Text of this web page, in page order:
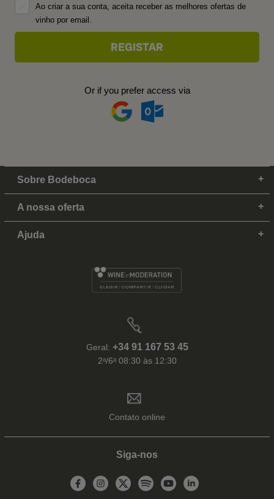
Ao criar a sua conta, aceita receber as melhores ofertas de
vinho por email.
Or if you prefer access via
Sobre Bodeboca
A nossa oferta
Ajuda
Geral: +34 91 167 53 45
2ᵃ/6ᵃ 08:30 às 12:30
Contato online
Siga-nos